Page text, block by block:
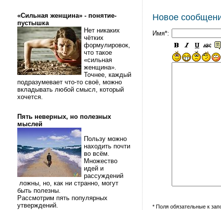
«Сильная женщина» - понятие-
пустышка
Нет никаких
чётких
формулировок,
что такое
«сильная
женщина».
Точнее, каждый
подразумевает что-то своё, можно
вкладывать любой смысл, который
хочется.
Пять неверных, но полезных
мыслей
Пользу можно
находить почти
во всём.
Множество
идей и
рассуждений
ложны, но, как ни странно, могут
быть полезны.
Рассмотрим пять популярных
утверждений.
Новое
Имя*:
* Поля обязательные к